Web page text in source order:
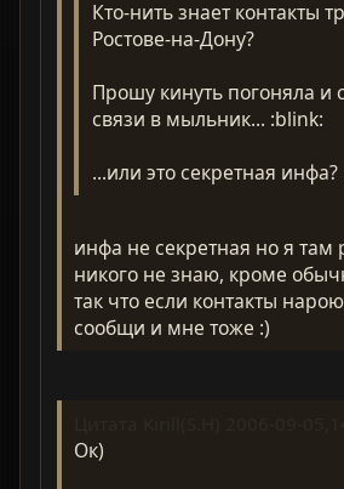
Кто-нить знает контакты
Ростове-на-Дону?
Прошу кинуть погоняла и
связи в мыльник... :blink:
...или это секретная
инфа не секретная но я там
никого не знаю, кроме
так что если контакты
сообщи и мне тоже :)
Ок)